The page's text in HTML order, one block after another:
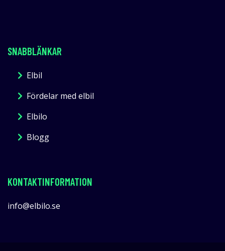
SNABBLÄNKAR
Elbil
Fördelar med elbil
Elbilo
Blogg
KONTAKTINFORMATION
info@elbilo.se